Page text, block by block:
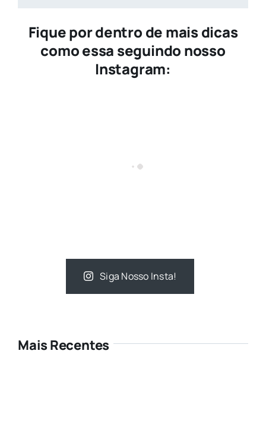
Fique por dentro de mais dicas
como essa seguindo nosso
Instagram:
Siga Nosso Insta!
Mais Recentes